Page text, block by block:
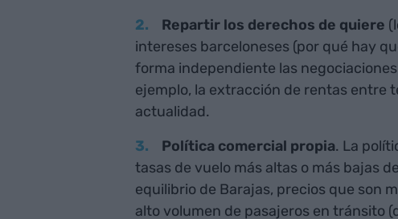
Repartir los derechos de quiere
intereses barceloneses (por qué hay
forma independiente las
ejemplo, la extracción de rentas entre
actualidad.
Política comercial propia. La
tasas de vuelo más altas o más bajas
equilibrio de Barajas, precios que son
alto volumen de pasajeros en tránsito